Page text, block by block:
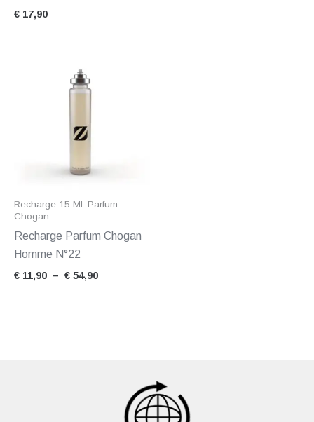
€ 17,90
Recharge 15 ML Parfum
Chogan
Recharge Parfum Chogan
Homme N°22
€ 11,90 – € 54,90